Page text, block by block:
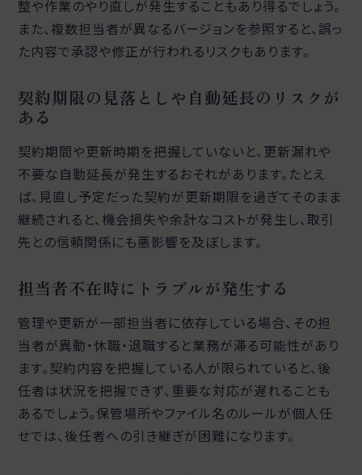
整や作業のやり直しが発生することもあり得るでしょう。
また、複数担当者が異なるバージョンを参照すると、誤っ
た内容で承認や修正が行われるリスクもあります。
契約期限の見落としや自動延長のリスクが
ある
契約期間や更新時期を把握していないと、更新漏れや
不要な自動延長が発生するおそれがあります。たとえ
ば、見直し予定だった契約が更新期限を過ぎてそのまま
継続されると、機会損失や余計なコストが発生し、取引
先との信頼関係にも悪影響を及ぼします。
担当者不在時にトラブルが発生する
管理や更新が一部担当者に依存している場合、その担
当者が異動・休職・退職すると業務が滞る可能性があり
ます。契約内容を把握している人が限られていると、後
任者は状況を把握できず、重要な対応が遅れることも
あるでしょう。保管場所やファイル名のルールが個人任
せでは、後任者への引き継ぎが困難になります。